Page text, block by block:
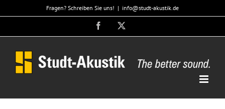
Inhalt
Fragen? Schreiben Sie uns! | info@studt-akustik.de
Facebook